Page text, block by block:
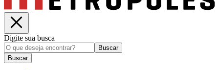
Digite sua busca
Buscar
Buscar